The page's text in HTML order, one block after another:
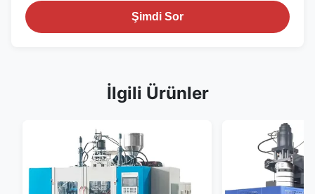
Şimdi Sor
İlgili Ürünler